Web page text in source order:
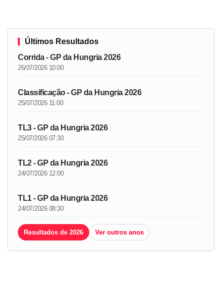
Últimos Resultados
Corrida - GP da Hungria 2026
26/07/2026 10:00
Classificação - GP da Hungria 2026
25/07/2026 11:00
TL3 - GP da Hungria 2026
25/07/2026 07:30
TL2 - GP da Hungria 2026
24/07/2026 12:00
TL1 - GP da Hungria 2026
24/07/2026 08:30
Resultados de 2026 Ver outros anos